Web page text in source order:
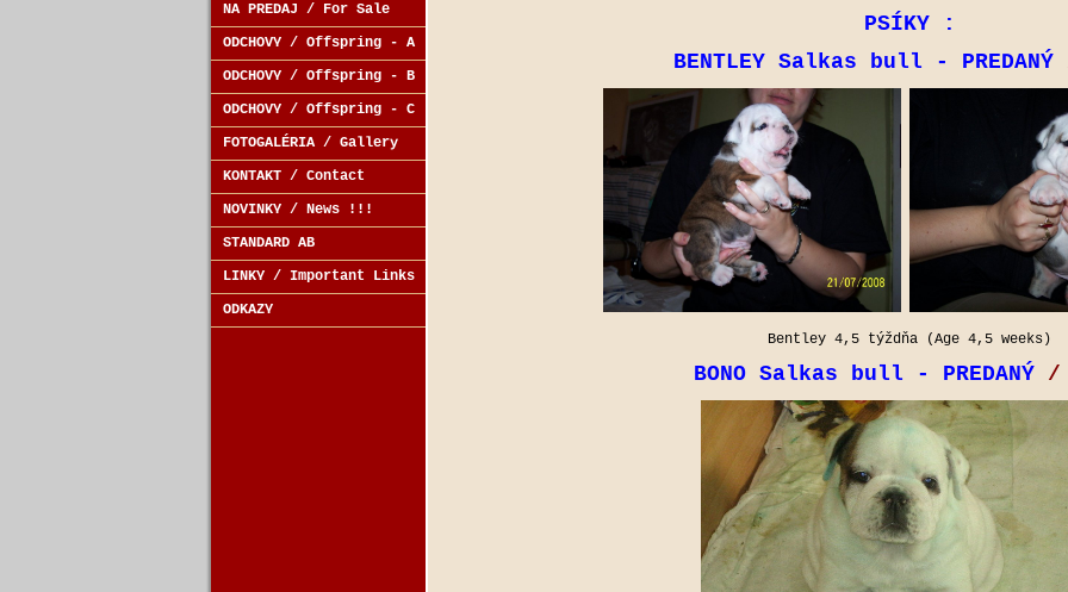
NA PREDAJ / For Sale
ODCHOVY / Offspring - A
ODCHOVY / Offspring - B
ODCHOVY / Offspring - C
FOTOGALÉRIA / Gallery
KONTAKT / Contact
NOVINKY / News !!!
STANDARD AB
LINKY / Important Links
ODKAZY
PSÍKY :
BENTLEY Salkas bull - PREDANÝ
Bentley 4,5 týždňa (Age 4,5 weeks)
BONO Salkas bull - PREDANÝ/